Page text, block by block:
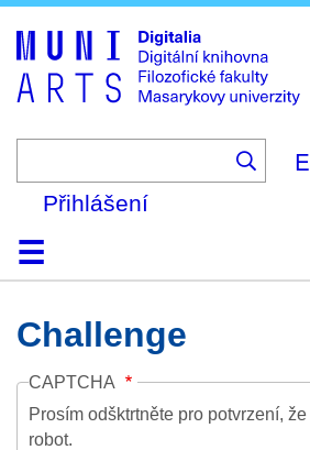
to
main
content
Přihlášení
DomůKolekce
Prohlížení
Vyhledávání
O platformě
Nápověda
KontaktDigitalia
Challenge
CAPTCHA
Prosím odšktrtněte pro potvrzení,
robot.